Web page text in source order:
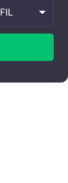
FIL